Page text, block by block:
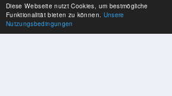
Diese Webseite nutzt Cookies, um bestmögliche
Funktionalität bieten zu können. Unsere
Nutzungsbedingungen